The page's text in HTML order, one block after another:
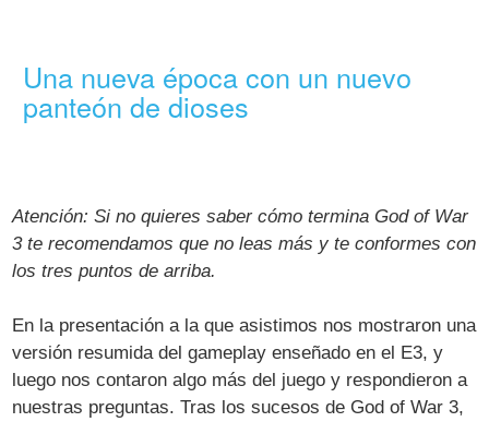
Una nueva época con un nuevo
panteón de dioses
Atención: Si no quieres saber cómo termina God of War
3 te recomendamos que no leas más y te conformes con
los tres puntos de arriba.
En la presentación a la que asistimos nos mostraron una
versión resumida del gameplay enseñado en el E3, y
luego nos contaron algo más del juego y respondieron a
nuestras preguntas. Tras los sucesos de God of War 3,